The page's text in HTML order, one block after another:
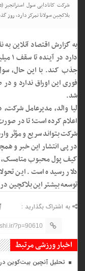
بلاکچین سولانا تمرکز دارد، روز
به گزارش اقتصاد آنلاین به
دارد در
جذب کند. با این حال، سول
فوری این اوراق ندارد و
شد.
لیا والد، مدیرعامل
اعلام کرده است؛ تا در
شرکت بتواند سریع و مؤثر
در پی انتشار این خبر و
دلار رسیده است. این
توسعه‌ بیشتر این بلاکچین در
به اشتراک بگذارید :
?p=90610
اخبار ورزشی مرتبط
تحلیل آنچین بیت‌کوین در